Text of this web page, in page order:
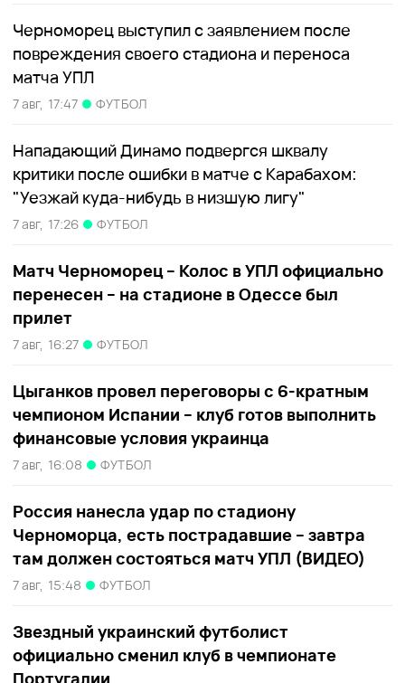
Черноморец выступил с заявлением после
повреждения своего стадиона и переноса
матча УПЛ
7 авг, 17:47 ФУТБОЛ
Нападающий Динамо подвергся шквалу
критики после ошибки в матче с Карабахом:
"Уезжай куда-нибудь в низшую лигу"
7 авг, 17:26 ФУТБОЛ
Матч Черноморец – Колос в УПЛ официально
перенесен – на стадионе в Одессе был
прилет
7 авг, 16:27 ФУТБОЛ
Цыганков провел переговоры с 6-кратным
чемпионом Испании – клуб готов выполнить
финансовые условия украинца
7 авг, 16:08 ФУТБОЛ
Россия нанесла удар по стадиону
Черноморца, есть пострадавшие – завтра
там должен состояться матч УПЛ (ВИДЕО)
7 авг, 15:48 ФУТБОЛ
Звездный украинский футболист
официально сменил клуб в чемпионате
Португалии